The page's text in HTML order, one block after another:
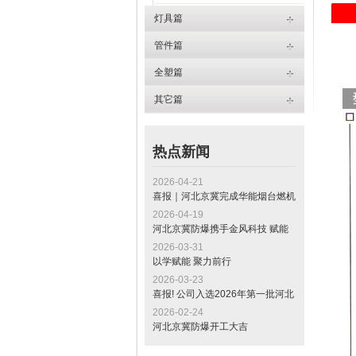
BXX51-系列防爆动力配电箱（动力检修）
灯具篇
管件篇
全塑篇
其它篇
热点新闻
2026-04-21
喜报｜河北京冀完成华能烟台燃机
发电项目电缆桥架交付，助力山东
“十四五” 重点工程建设
2026-04-19
河北京冀防爆携手金风科技 赋能
全球最大绿色甲醇项目标杆工程
2026-03-31
以学赋能 聚力前行
2026-03-23
喜报! 公司入选2026年第一批河北
省专精特新中小企业公示名单
2026-02-24
河北京冀防爆开工大吉